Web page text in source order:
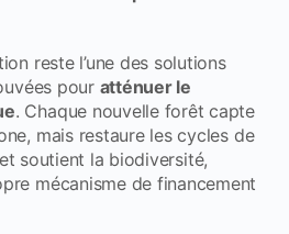
reste l’une des solutions
pour atténuer le
. Chaque nouvelle forêt capte
mais restaure les cycles de
soutient la biodiversité,
mécanisme de financement